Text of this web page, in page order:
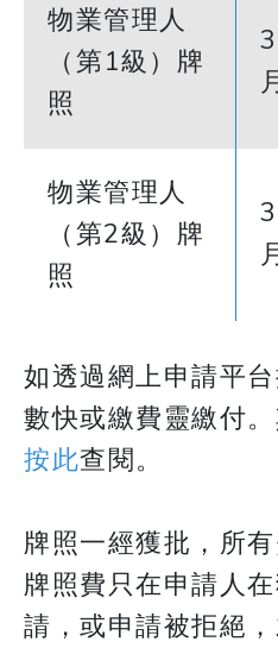
物業管理人
（第1級）牌
照
物業管理人
（第2級）牌
照
如透過網上申請平
數快或繳費靈繳付
按此查閱。
牌照一經獲批，所有
牌照費只在申請人
請，或申請被拒絕